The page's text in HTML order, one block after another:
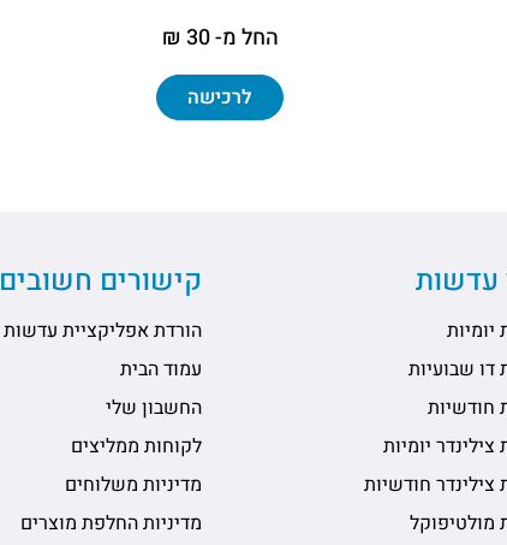
החל מ- 30 ₪
לרכישה
עדשות
דו שבועיות
חודשיות
יומיות
צילינדר חודשיות
מולטיפוקל
קישורים חשובים
הורדת אפליקציית עדשות
עמוד הבית
החשבון שלי
לקוחות ממליצים
מדיניות משלוחים
מדיניות החלפת מוצרים